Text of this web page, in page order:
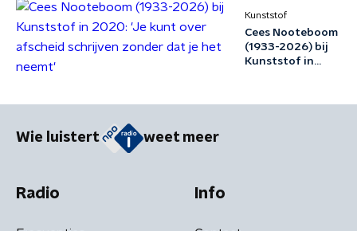
Kunststof
Cees Nooteboom
(1933-2026) bij
Kunststof in
schrijven zonder
Wie luistert weet meer
Radio Info